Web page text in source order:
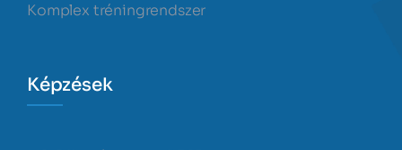
Komplex tréningrendszer
Képzések